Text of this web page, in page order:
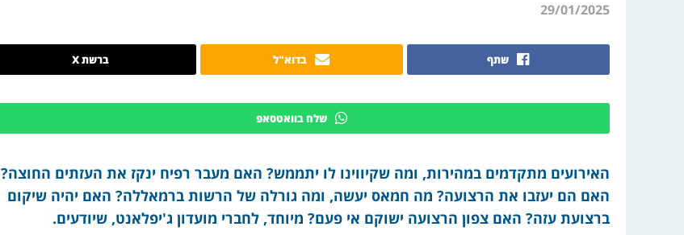
29/01/2025
שתף בדוא"ל ברשת X
שלח בוואטסאפ
האירועים מתקדמים במהירות, ומה שקיווינו לו יתממש? האם מעבר רפיח ינקז את העזתים החוצה?
האם הם יעזבו את הרצועה? מה חמאס יעשה, ומה גורלה של הרשות ברמאללה? האם יהיה שיקום
ברצועת עזה? האם צפון הרצועה ישוקם אי פעם? מיוחד, לחברי מועדון ג'יפלאנט, שיודעים.